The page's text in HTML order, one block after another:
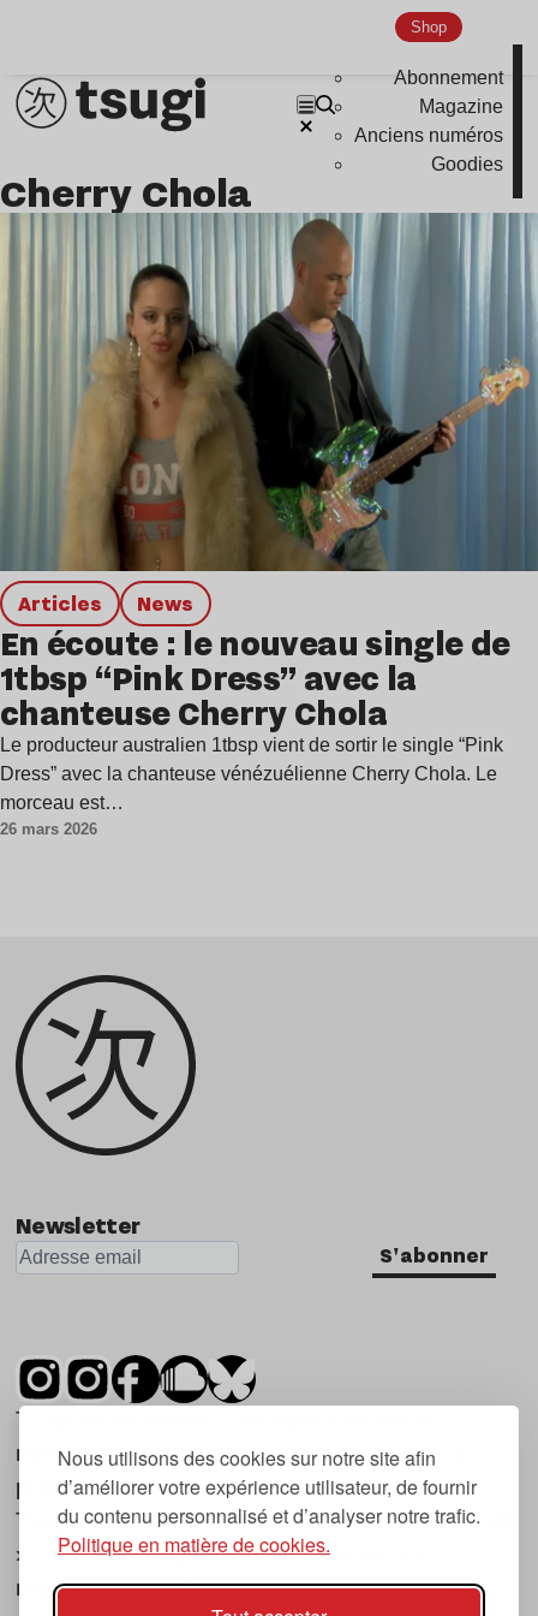
Nous utilisons des cookies sur notre site afin
d’améliorer votre expérience utilisateur, de fournir
du contenu personnalisé et d’analyser notre trafic.
Politique en matière de cookies.
Shop
Abonnement
Magazine
Anciens numéros
Goodies
Cherry Chola
Articles news
En écoute : le nouveau single de
1tbsp “Pink Dress” avec la
chanteuse Cherry Chola
Le producteur australien 1tbsp vient de sortir le single “Pink
Dress” avec la chanteuse vénézuélienne Cherry Chola. Le
morceau est…
26 mars 2026
Newsletter
S'abonner
Tsugi est un mensuel indépendant sur la
musique et les nouvelles tendances, dont la
première parution date de 2007.
Tsugi en japonais signifie « prochain », « suivant
», ce qui correspond à la thématique du
magazine, à l’affût des nouvelles tendances